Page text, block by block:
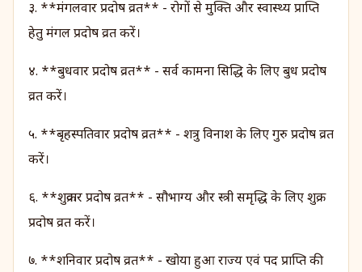
३. **मंगलवार प्रदोष व्रत** - रोगों से मुक्ति और स्वास्थ्य प्राप्ति
हेतु मंगल प्रदोष व्रत करें।
४. **बुधवार प्रदोष व्रत** - सर्व कामना सिद्धि के लिए बुध प्रदोष
व्रत करें।
५. **बृहस्पतिवार प्रदोष व्रत** - शत्रु विनाश के लिए गुरु प्रदोष व्रत
करें।
६. **शुक्रवार प्रदोष व्रत** - सौभाग्य और स्त्री समृद्धि के लिए शुक्र
प्रदोष व्रत करें।
७. **शनिवार प्रदोष व्रत** - खोया हुआ राज्य एवं पद प्राप्ति की